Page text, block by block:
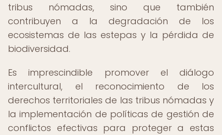
tribus nómadas, sino que también
contribuyen a la degradación de los
ecosistemas de las estepas y la pérdida de
biodiversidad.
Es imprescindible promover el diálogo
intercultural, el reconocimiento de los
derechos territoriales de las tribus nómadas y
la implementación de políticas de gestión de
conflictos efectivas para proteger a estas